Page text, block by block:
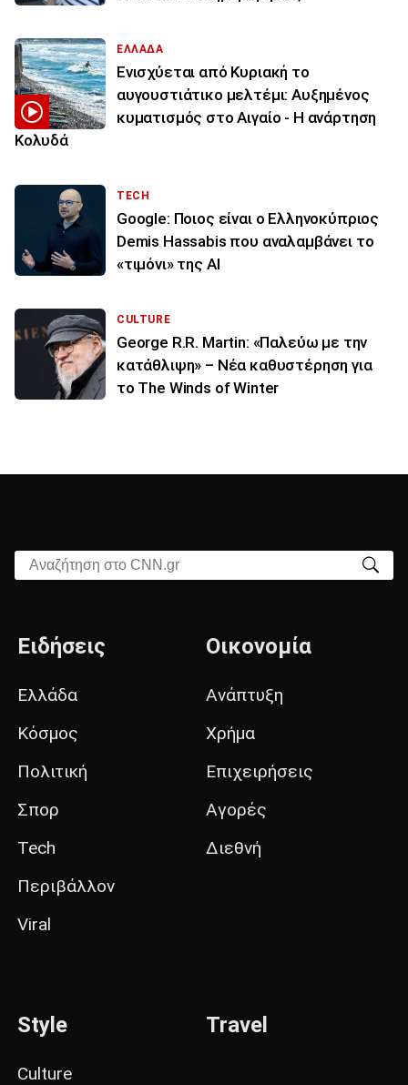
ΕΛΛΑΔΑ
Ενισχύεται από Κυριακή το
αυγουστιάτικο μελτέμι: Αυξημένος
κυματισμός στο Αιγαίο - Η ανάρτηση
Κολυδά
TECH
Google: Ποιος είναι ο Ελληνοκύπριος
Demis Hassabis που αναλαμβάνει το
«τιμόνι» της ΑΙ
CULTURE
George R.R. Martin: «Παλεύω με την
κατάθλιψη» – Νέα καθυστέρηση για
το The Winds of Winter
Αναζήτηση στο CNN.gr
Ειδήσεις
Ελλάδα
Κόσμος
Πολιτική
Σπορ
Tech
Περιβάλλον
Viral
Οικονομία
Ανάπτυξη
Χρήμα
Επιχειρήσεις
Αγορές
Διεθνή
Style
Culture
Travel